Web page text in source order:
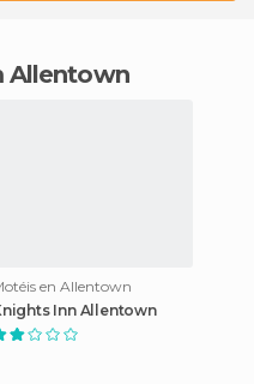
Allentown
en Allentown
Inn Allentown